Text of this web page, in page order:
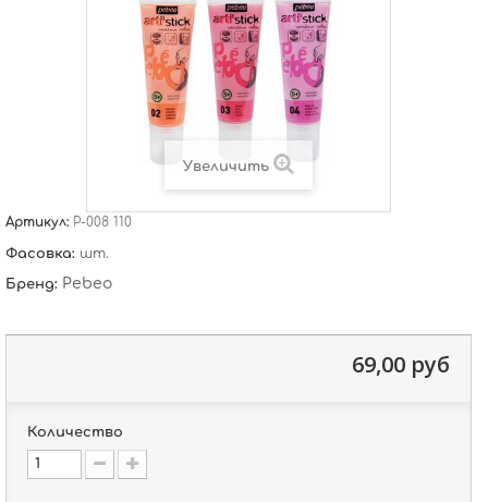
Увеличить
Артикул: P-008 110
Фасовка: шт.
Бренд: Pebeo
69,00 руб
Количество